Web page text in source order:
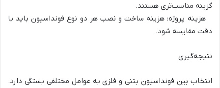
گزینه مناسب‌تری هستند.
هزینه پروژه: هزینه ساخت و نصب هر دو نوع فونداسیون باید با
دقت مقایسه شود.
نتیجه‌گیری
انتخاب بین فونداسیون بتنی و فلزی به عوامل مختلفی بستگی دارد.